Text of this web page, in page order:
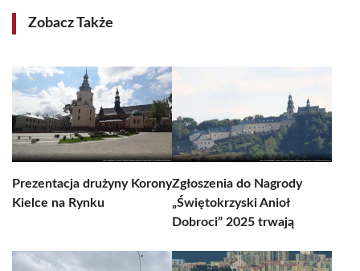
Zobacz Także
Prezentacja drużyny Korony
Kielce na Rynku
Zgłoszenia do Nagrody
„Świętokrzyski Anioł
Dobroci” 2025 trwają